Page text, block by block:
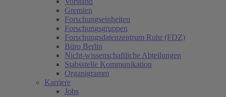
Gremien
Forschungseinheiten
Forschungsgruppen
Forschungsdatenzentrum Ruhr (FDZ)
Büro Berlin
Nicht-wissenschaftliche Abteilungen
Stabsstelle Kommunikation
Organigramm
Karriere
Jobs